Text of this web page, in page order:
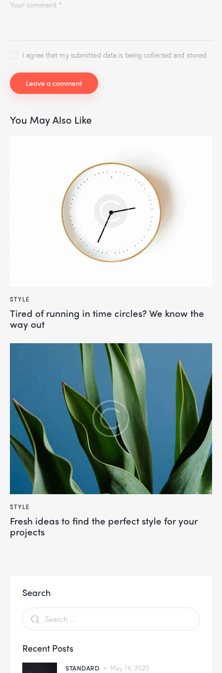
I agree that my submitted data is being collected and stored.
You May Also Like
STYLE
Tired of running in time circles? We know the
way out
STYLE
Fresh ideas to find the perfect style for your
projects
Search
Recent Posts
STANDARD May 14, 2020